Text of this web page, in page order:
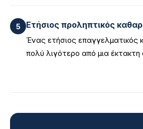
5 Ετήσιος προληπτικός
Ένας ετήσιος επαγγελματικός
πολύ λιγότερο από μια